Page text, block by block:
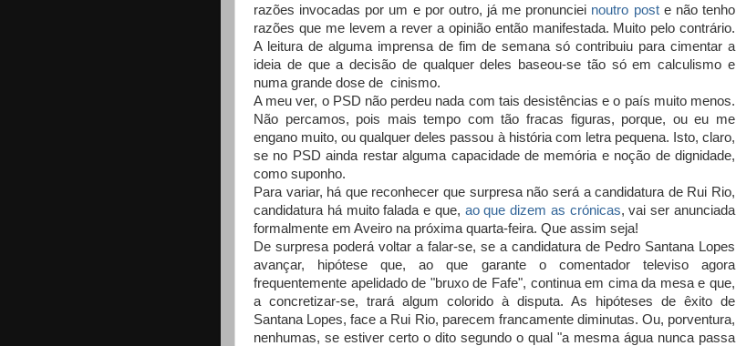
razões invocadas por um e por outro, já me pronunciei noutro poste não tenho
razões que me levem a rever a opinião então manifestada. Muito pelo contrário.
A leitura de alguma imprensa de fim de semana só contribuiu para cimentar a
ideia de que a decisão de qualquer deles baseou-se tão só em calculismo e
numa grande dose de cinismo.
A meu ver, o PSD não perdeu nada com tais desistências e o país muito menos.
Não percamos, pois mais tempo com tão fracas figuras, porque, ou eu me
engano muito, ou qualquer deles passou à história com letra pequena. Isto, claro,
se no PSD ainda restar alguma capacidade de memória e noção de dignidade,
como suponho.
Para variar, há que reconhecer que surpresa não será a candidatura de Rui Rio,
candidatura há muito falada e que, ao que dizem as crónicas, vai ser anunciada
formalmente em Aveiro na próxima quarta-feira. Que assim seja!
De surpresa poderá voltar a falar-se, se a candidatura de Pedro Santana Lopes
avançar, hipótese que, ao que garante o comentador televiso agora
frequentemente apelidado de "bruxo de Fafe", continua em cima da mesa e que,
a concretizar-se, trará algum colorido à disputa. As hipóteses de êxito de
Santana Lopes, face a Rui Rio, parecem francamente diminutas. Ou, porventura,
nenhumas, se estiver certo o dito segundo o qual "a mesma água nunca passa